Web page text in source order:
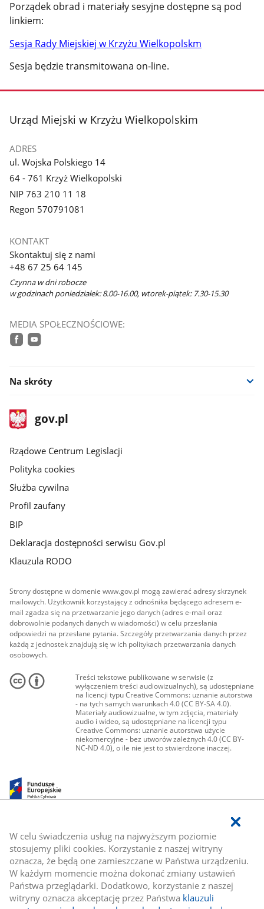
W celu świadczenia usług na najwyższym poziomie
stosujemy pliki cookies. Korzystanie z naszej witryny
oznacza, że będą one zamieszczane w Państwa urządzeniu.
W każdym momencie można dokonać zmiany ustawień
Państwa przeglądarki. Dodatkowo, korzystanie z naszej
witryny oznacza akceptację przez Państwa klauzuli
Porządek obrad i materiały sesyjne dostępne są pod
linkiem:
Sesja Rady Miejskiej w Krzyżu Wielkopolskm
Sesja będzie transmitowana on-line.
stopka
Urząd Miejski w Krzyżu Wielkopolskim
ADRES
ul. Wojska Polskiego 14
64 - 761 Krzyż Wielkopolski
NIP 763 210 11 18
Regon 570791081
KONTAKT
Skontaktuj się z nami
+48 67 25 64 145
Czynna w dni robocze
w godzinach poniedziałek: 8.00-16.00, wtorek-piątek: 7.30-15.30
MEDIA SPOŁECZNOŚCIOWE:
Na skróty
stopka
gov.plStrona
gov.pl
Rządowe Centrum Legislacji
Polityka cookies
Służba cywilna
Profil zaufany
BIP
Deklaracja dostępności serwisu Gov.pl
Klauzula RODO
Strony dostępne w domenie www.gov.pl mogą zawierać adresy skrzynek
mailowych. Użytkownik korzystający z odnośnika będącego adresem e-
mail zgadza się na przetwarzanie jego danych (adres e-mail oraz
dobrowolnie podanych danych w wiadomości) w celu przesłania
odpowiedzi na przesłane pytania. Szczegóły przetwarzania danych przez
każdą z jednostek znajdują się w ich politykach przetwarzania danych
osobowych.
Treści tekstowe publikowane w serwisie (z
wyłączeniem treści audiowizualnych), są udostępniane
na licencji typu Creative Commons: uznanie autorstwa
- na tych samych warunkach 4.0 (CC BY-SA 4.0).
Materiały audiowizualne, w tym zdjęcia, materiały
audio i wideo, są udostępniane na licencji typu
Creative Commons: uznanie autorstwa użycie
niekomercyjne - bez utworów zależnych 4.0 (CC BY-
NC-ND 4.0), o ile nie jest to stwierdzone inaczej.